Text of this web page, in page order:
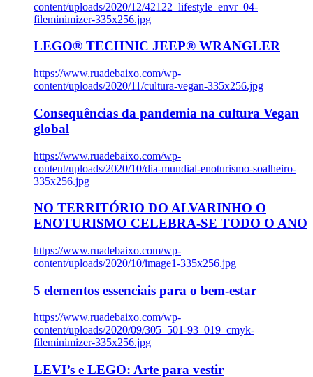
content/uploads/2020/12/42122_lifestyle_envr_04-
fileminimizer-335x256.jpg
LEGO® TECHNIC JEEP® WRANGLER
https://www.ruadebaixo.com/wp-
content/uploads/2020/11/cultura-vegan-335x256.jpg
Consequências da pandemia na cultura Vegan
global
https://www.ruadebaixo.com/wp-
content/uploads/2020/10/dia-mundial-enoturismo-soalheiro-
335x256.jpg
NO TERRITÓRIO DO ALVARINHO O
ENOTURISMO CELEBRA-SE TODO O ANO
https://www.ruadebaixo.com/wp-
content/uploads/2020/10/image1-335x256.jpg
5 elementos essenciais para o bem-estar
https://www.ruadebaixo.com/wp-
content/uploads/2020/09/305_501-93_019_cmyk-
fileminimizer-335x256.jpg
LEVI’s e LEGO: Arte para vestir